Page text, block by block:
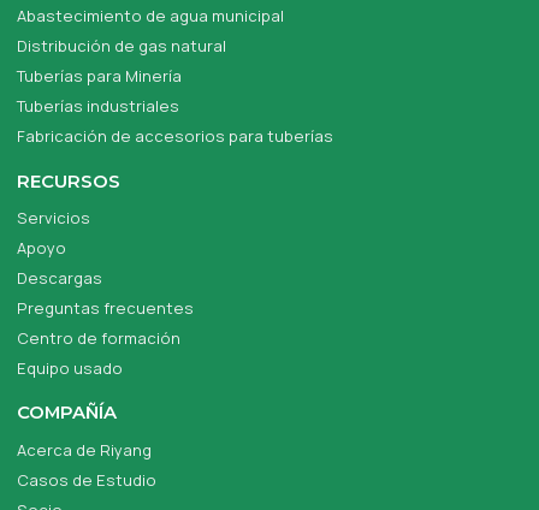
Abastecimiento de agua municipal
Distribución de gas natural
Tuberías para Minería
Tuberías industriales
Fabricación de accesorios para tuberías
RECURSOS
Servicios
Apoyo
Descargas
Preguntas frecuentes
Centro de formación
Equipo usado
COMPAÑÍA
Acerca de Riyang
Casos de Estudio